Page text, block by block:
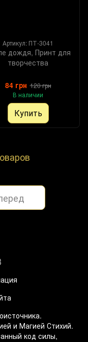
Артикул: ПТ-3041
дождя, Принт для
творчества
84 грн 120 грн
В наличии
Купить
и Магией Стихий.
код силы,